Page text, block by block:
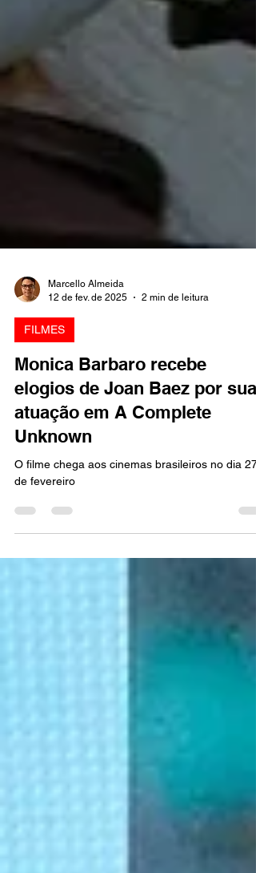
12 de fev. de 2025
2 min de leitura
FILMES
Monica Barbaro recebe
elogios de Joan Baez por sua
atuação em A Complete
Unknown
O filme chega aos cinemas brasileiros no dia 27